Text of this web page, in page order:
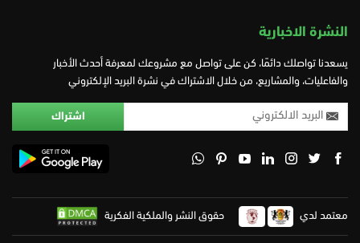
النشرة الاخبارية
يسعدنا تواصلك دائمًا، كن على تواصل مع مشروعك لمعرفة أحدث الأخبار
والفاعليات، والمشاريع، من خلال الاشتراك في نشرة البريد الإلكتروني
معتمد لدي حقوق النشر والملكية الفكرية